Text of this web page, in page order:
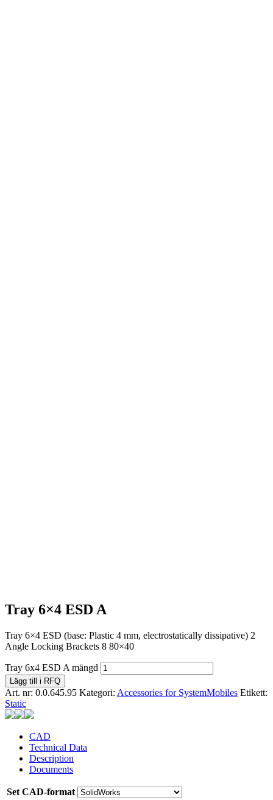
Tray 6×4 ESD A
Tray 6×4 ESD (base: Plastic 4 mm, electrostatically dissipative) 2
Angle Locking Brackets 8 80×40
Tray 6x4 ESD A mängd
Lägg till i RFQ
Art. nr: 0.0.645.95 Kategori: Accessories for SystemMobiles Etikett:
Static
CAD
Technical Data
Description
Documents
Set CAD-format